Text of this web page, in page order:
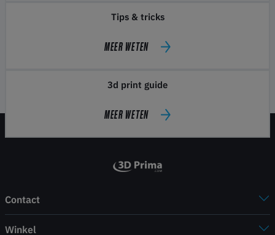
Tips & tricks
MEER WETEN
3d print guide
MEER WETEN
Contact
Winkel